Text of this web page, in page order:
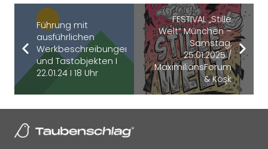
Führung mit
ausführlichen
Werkbeschreibungen
und Tastobjekten I
22.01.24 I 18 Uhr
FESTIVAL „Stille
Welt“ München –
Samstag,
25.01.2025 /
MaximiliansForum
& Köşk